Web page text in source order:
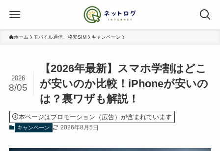
ホーム モバイル通信、格安SIM キャンペーン
【2026年最新】スマホ学割はどこ
が安いのか比較！iPhoneが安いの
は？裏ワザも解説！
2026
8/05
本ページはプロモーション（広告）が含まれています
キャンペーン 2026年8月5日